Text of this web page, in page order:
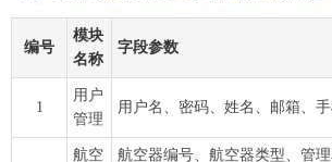
编号
模块
名称
字段参数
1
用户
管理
用户名、密码、姓名、邮箱、
航空
航空器编号、航空器类型、管